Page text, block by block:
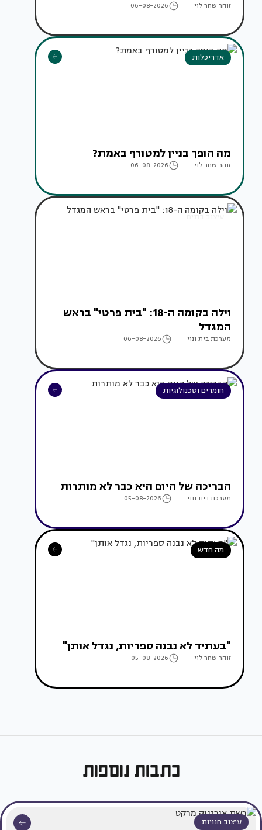
זוהר שחר לוי 06-08-2026
אדריכלות
מה הופך בניין למטורף באמת?
זוהר שחר לוי 06-08-2026
עיצוב בתים
וילה בקומה ה-18: "בית פרטי" בראש
המגדל
מערכת בית ונוי 06-08-2026
חומרים וטכנולוגיות
הבריכה של היום היא כבר לא מותרות
מערכת בית ונוי 05-08-2026
מה חדש
"בעתיד לא נבנה ספריות, נגדל אותן"
זוהר שחר לוי 05-08-2026
כתבות נוספות
עיצוב חנויות